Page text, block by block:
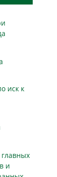
иск к
и